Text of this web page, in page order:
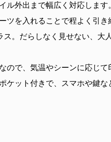
ル外出まで幅広く対応します
ツを入れることで程よく引き
ス。だらしなく見せない、大
ので、気温やシーンに応じて
ケット付きで、スマホや鍵な